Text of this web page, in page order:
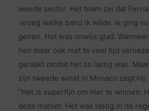
weede sector. Het team zei dat
vroeg welke band ik wilde. Ik ging
genen. Het was onwijs glad.
hen maar ook niet te veel tijd
geraakt omdat het zo lastig was.
zijn tweede winst in Monaco zegt hij:
“Het is superfijn om hier te winnen.
deze manier. Het was lastig in de